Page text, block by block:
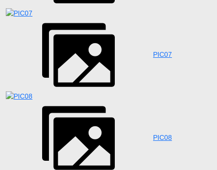
PIC07
PIC08